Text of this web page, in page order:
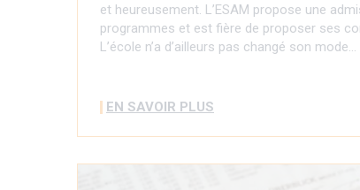
et heureusement. L’ESAM propose une
programmes et est fière de proposer ses
L’école n’a d’ailleurs pas changé son mode…
EN SAVOIR PLUS